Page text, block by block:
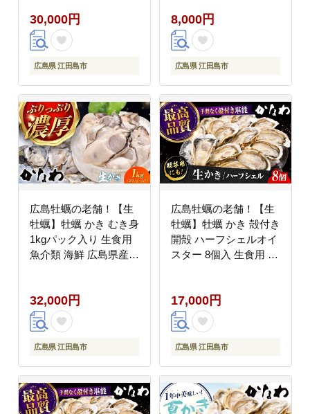
県産 江田島市/株式会社
かなわ [XBP015] 牡蠣
30,000円
広島県 江田島市
田島市/株式会社かなわ
[XBP051] 牡蠣
8,000円
広島県 江田島市
広島牡蠣の老舗！【生
牡蠣】牡蠣 かき むき身
1kgパック入り 生食用
魚介類 海鮮 広島県産
32,000円
広島県 江田島市
広島牡蠣の老舗！【生
牡蠣】牡蠣 かき 殻付き
開殻 ハーフシェルオイ
スター 8個入 生食用 魚
[XBP009] 牡蠣
17,000円
広島県 江田島市